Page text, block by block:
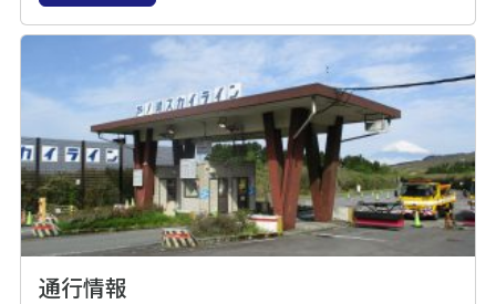
通行情報